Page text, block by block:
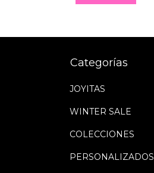
Categorías
JOYITAS
WINTER SALE
COLECCIONES
PERSONALIZADOS